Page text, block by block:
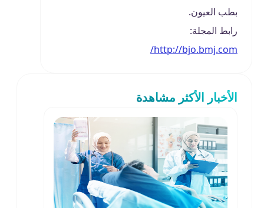
بطب العيون.
رابط المجلة:
http://bjo.bmj.com/
الأخبار الأكثر مشاهدة